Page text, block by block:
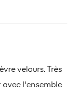
velours. Très
avec l'ensemble